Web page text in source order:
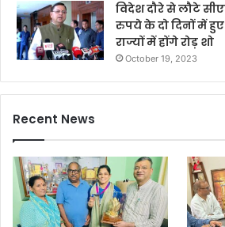
विदेश दौरे से लौटे
रुपये के दो दिनों में
राज्यों में होंगे रोड़ शो
October 19, 2023
Recent News